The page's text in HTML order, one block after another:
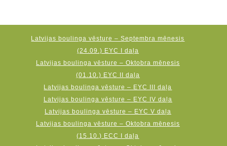
Latvijas boulinga vēsture – Septembra mēnesis
(24.09.) EYC I daļa
Latvijas boulinga vēsture – Oktobra mēnesis
(01.10.) EYC II daļa
Latvijas boulinga vēsture – EYC III daļa
Latvijas boulinga vēsture – EYC IV daļa
Latvijas boulinga vēsture – EYC V daļa
Latvijas boulinga vēsture – Oktobra mēnesis
(15.10.) ECC I daļa